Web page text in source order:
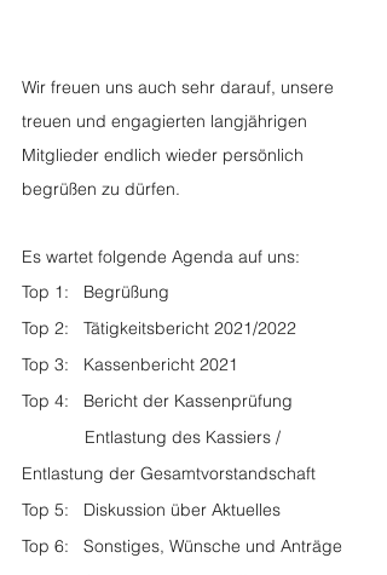
Wir freuen uns auch sehr darauf, unsere
treuen und engagierten langjährigen
Mitglieder endlich wieder persönlich
begrüßen zu dürfen.
Es wartet folgende Agenda auf uns:
Top 1:   Begrüßung
Top 2:   Tätigkeitsbericht 2021/2022
Top 3:   Kassenbericht 2021
Top 4:   Bericht der Kassenprüfung
Entlastung der Gesamtvorstandschaft
Top 5:   Diskussion über Aktuelles
Top 6:   Sonstiges, Wünsche und Anträge